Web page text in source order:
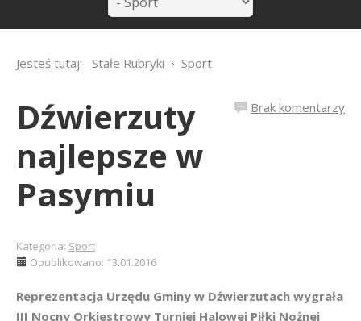
Jesteś tutaj: Stałe Rubryki Sport
Brak komentarzy
Dźwierzuty
najlepsze w
Pasymiu
Kategoria: Sport
Opublikowano: 13.01.2016
Reprezentacja Urzędu Gminy w Dźwierzutach wygrała
III Nocny Orkiestrowy Turniej Halowej Piłki Nożnej